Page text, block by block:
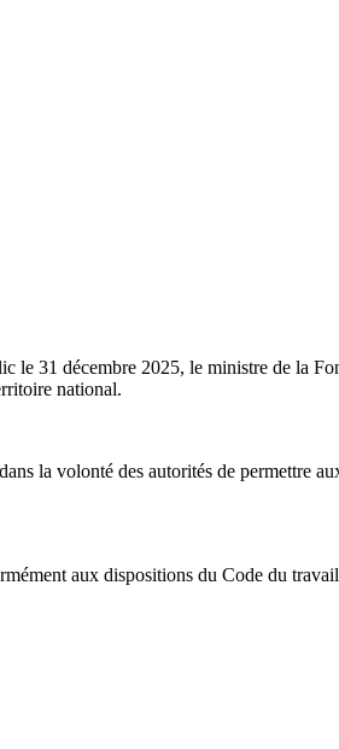
le 31 décembre 2025, le ministre de la
national.
la volonté des autorités de permettre
aux dispositions du Code du